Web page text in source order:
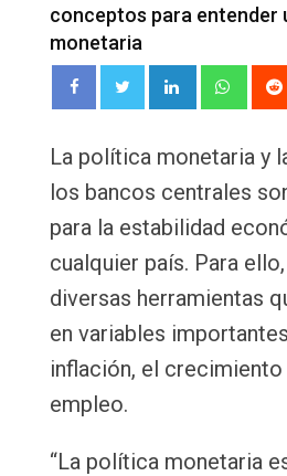
conceptos para entender
monetaria
LinkedIn
La política monetaria y
los bancos centrales
para la estabilidad
cualquier país. Para
diversas herramientas
en variables
inflación, el
empleo.
“La política monetaria